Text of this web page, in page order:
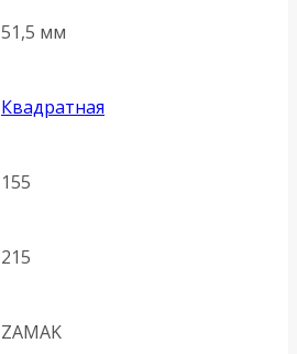
51,5 мм
Квадратная
155
215
ZAMAK